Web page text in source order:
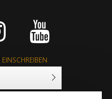
EINSCHREIBEN